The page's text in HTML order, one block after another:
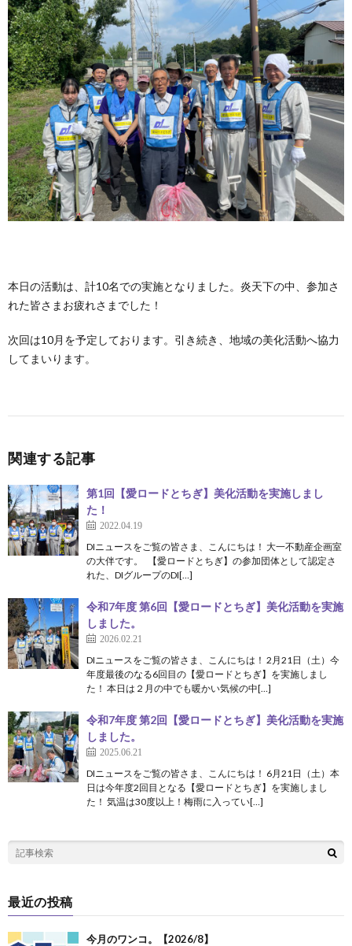
本日の活動は、計10名での実施となりました。炎天下の中、参加さ
れた皆さまお疲れさまでした！
次回は10月を予定しております。引き続き、地域の美化活動へ協力
してまいります。
関連する記事
第1回【愛ロードとちぎ】美化活動を実施しまし
た！
2022.04.19
DIニュースをご覧の皆さま、こんにちは！ 大一不動産企画室
の大伴です。 【愛ロードとちぎ】の参加団体として認定さ
れた、DIグループのDI[…]
令和7年度 第6回【愛ロードとちぎ】美化活動を実施
しました。
2026.02.21
DIニュースをご覧の皆さま、こんにちは！ 2月21日（土）今
年度最後のなる6回目の【愛ロードとちぎ】を実施しまし
た！ 本日は２月の中でも暖かい気候の中[…]
令和7年度 第2回【愛ロードとちぎ】美化活動を実施
しました。
2025.06.21
DIニュースをご覧の皆さま、こんにちは！ 6月21日（土）本
日は今年度2回目となる【愛ロードとちぎ】を実施しまし
た！ 気温は30度以上！梅雨に入ってい[…]
最近の投稿
今月のワンコ。【2026/8】